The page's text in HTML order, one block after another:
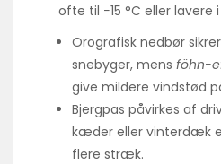
ofte til −15 °C eller lavere
Orografisk nedbør
snebyger, mens föhn-
give mildere vindstød
Bjergpas påvirkes af
kæder eller vinterdæk
flere stræk.